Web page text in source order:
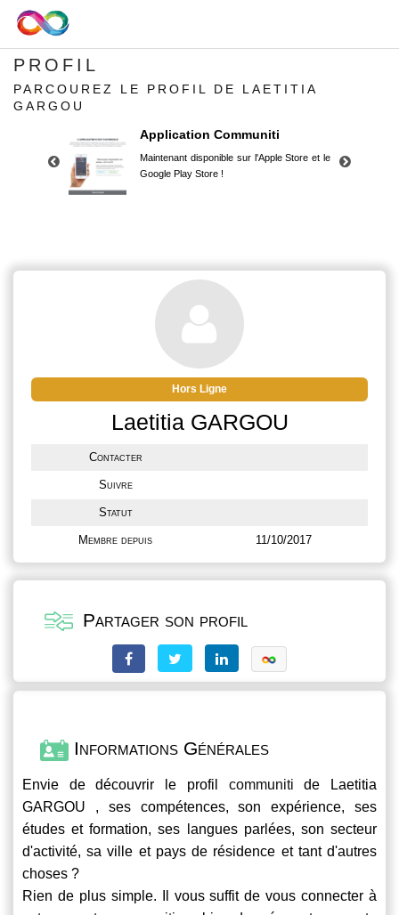
PROFIL
PARCOUREZ LE PROFIL DE LAETITIA
GARGOU
Application Communiti
Maintenant disponible sur l'Apple Store et le
Google Play Store !
Google Play Store !
Hors Ligne
Laetitia GARGOU
Contacter
Suivre
Statut
Membre depuis 11/10/2017
Partager son profil
Informations Générales
Envie de découvrir le profil communiti de Laetitia
GARGOU , ses compétences, son expérience, ses
études et formation, ses langues parlées, son secteur
d'activité, sa ville et pays de résidence et tant d'autres
choses ?
Rien de plus simple. Il vous suffit de vous connecter à